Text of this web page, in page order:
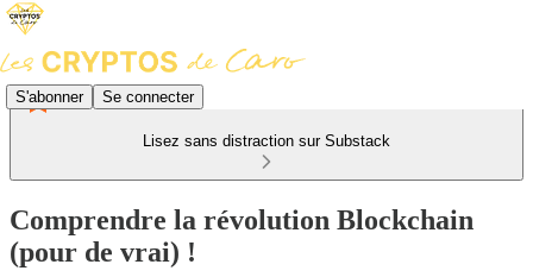
S'abonner Se connecter
Lisez sans distraction sur Substack
Comprendre la révolution Blockchain
(pour de vrai) !